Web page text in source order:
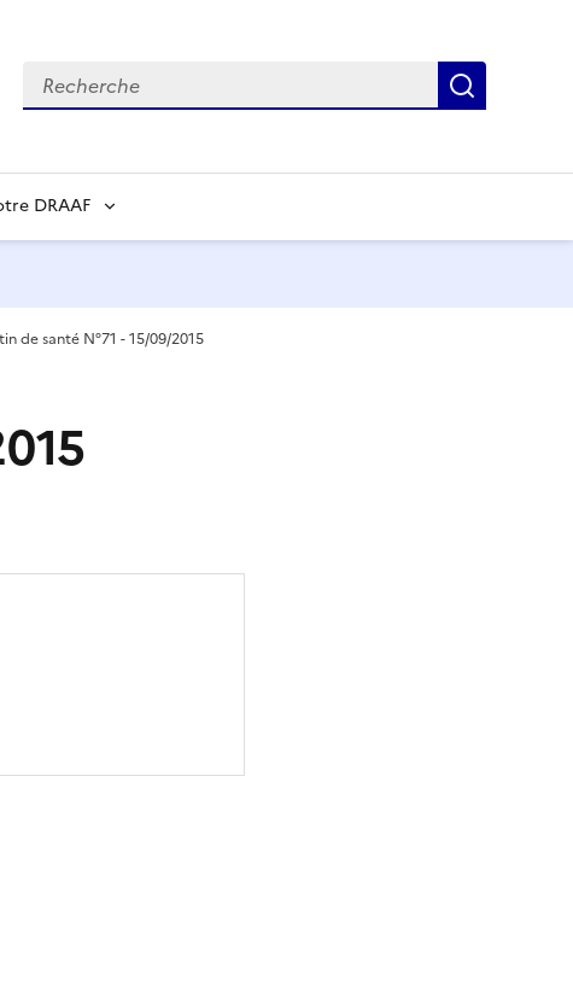
Recherche
DRAAF
de santé N°71 - 15/09/2015